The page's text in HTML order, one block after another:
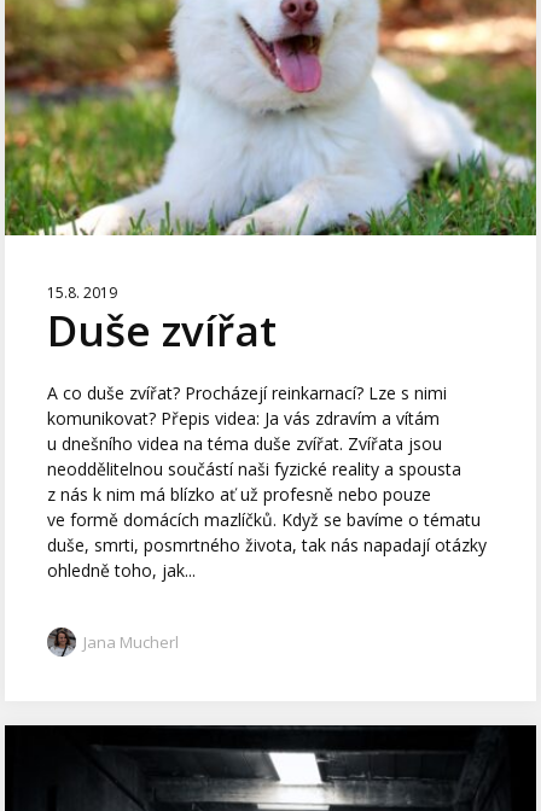
15.8. 2019
Duše zvířat
A co duše zvířat? Procházejí reinkarnací? Lze s nimi
komunikovat? Přepis videa: Ja vás zdravím a vítám
u dnešního videa na téma duše zvířat. Zvířata jsou
neoddělitelnou součástí naši fyzické reality a spousta
z nás k nim má blízko ať už profesně nebo pouze
ve formě domácích mazlíčků. Když se bavíme o tématu
duše, smrti, posmrtného života, tak nás napadají otázky
ohledně toho, jak...
Jana Mucherl